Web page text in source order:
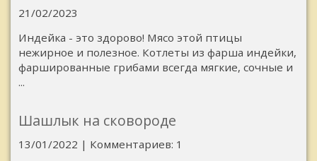
21/02/2023
Индейка - это здорово! Мясо этой птицы
нежирное и полезное. Котлеты из фарша индейки,
фаршированные грибами всегда мягкие, сочные и
...
Шашлык на сковороде
13/01/2022 | Комментариев: 1